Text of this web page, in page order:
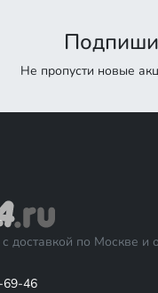
Не пропусти новые
доставкой по Москве и
69-46